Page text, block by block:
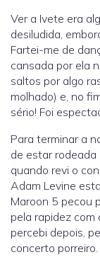
Ver a Ivete era
desiludida,
Fartei-me de
cansada por ela
saltos por algo
molhado) e, no
sério! Foi
Para terminar a
de estar rodeada
quando revi o
Adam Levine
Maroon 5 pecou
pela rapidez com
percebi depois,
concerto